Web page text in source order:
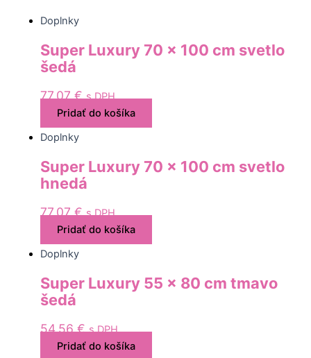
Doplnky
Super Luxury 70 x 100 cm svetlo
šedá
77,07€ s DPH
Pridať do košíka
Doplnky
Super Luxury 70 x 100 cm svetlo
hnedá
77,07€ s DPH
Pridať do košíka
Doplnky
Super Luxury 55 x 80 cm tmavo
šedá
54,56€ s DPH
Pridať do košíka